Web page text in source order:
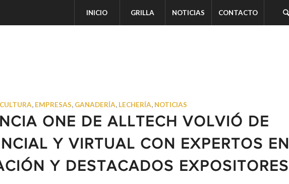
INICIO GRILLA NOTICIAS CONTACTO
, EMPRESAS, GANADERÍA, LECHERÍA, NOTICIAS
ONE DE ALLTECH VOLVIÓ DE
Y VIRTUAL CON EXPERTOS EN
Y DESTACADOS EXPOSITORES